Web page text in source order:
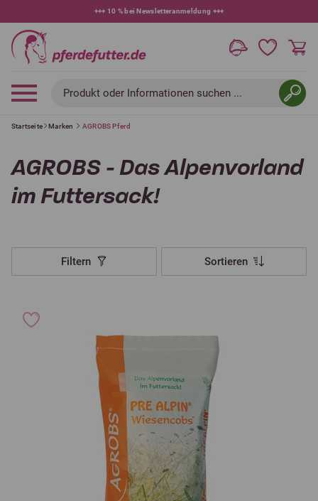
+++ 10 % bei Newsletteranmeldung +++
Produkt oder Informationen suchen ...
Startseite Marken AGROBS Pferd
AGROBS - Das Alpenvorland
im Futtersack!
Filtern Sortieren